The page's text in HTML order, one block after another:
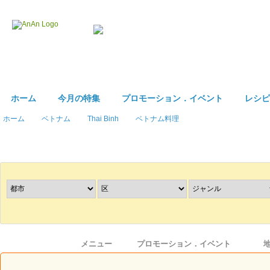
ホーム 今月の特集 プロモーション．イベント レシピ
ホーム ベトナム Thai Binh ベトナム料理
メニュー プロモーション．イベント